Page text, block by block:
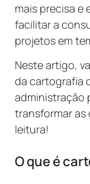
mais precisa e
facilitar a
projetos em
Neste artigo,
da cartografia
administração
transformar as
leitura!
O que é